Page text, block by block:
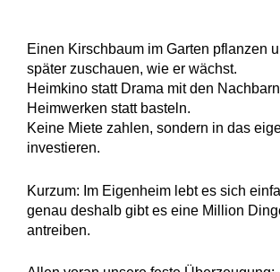
Einen Kirschbaum im Garten pflanzen
später zuschauen, wie er wächst.
Heimkino statt Drama mit den
Heimwerken statt basteln.
Keine Miete zahlen, sondern in das
investieren.
Kurzum: Im Eigenheim lebt es sich
genau deshalb gibt es eine Million
antreiben.